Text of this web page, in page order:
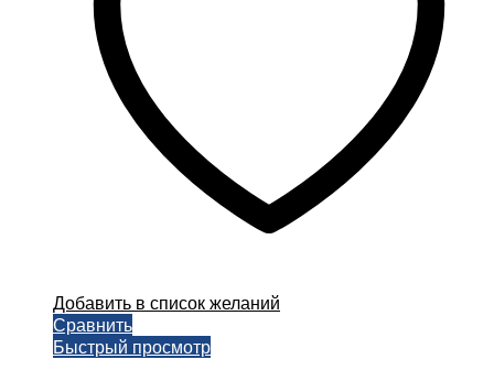
Добавить в список желаний
Сравнить
Быстрый просмотр